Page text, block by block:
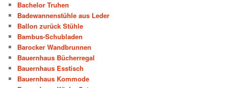
Bachelor Truhen
Badewannenstühle aus Leder
Ballon zurück Stühle
Bambus-Schubladen
Barocker Wandbrunnen
Bauernhaus Bücherregal
Bauernhaus Esstisch
Bauernhaus Kommode